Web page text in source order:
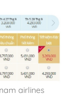
airlines